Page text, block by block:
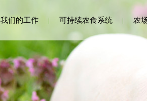
我们的工作 | 可持续农食系统 | 农